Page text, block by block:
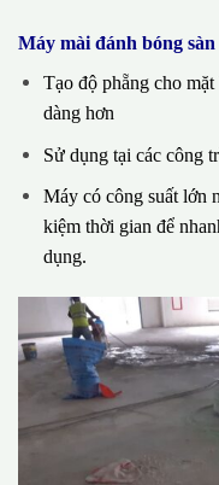
Máy mài đánh bóng sàn
Tạo độ phẵng cho
dàng hơn
Sử dụng tại các công
Máy có công suất lớn
kiệm thời gian để
dụng.